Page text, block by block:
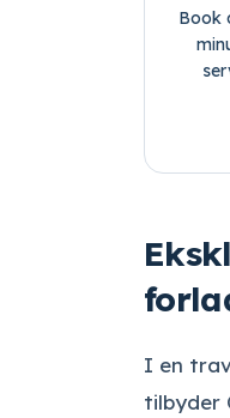
Book
I en
tilbyder